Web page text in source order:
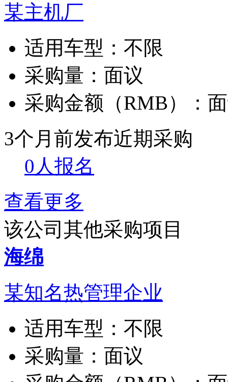
某主机厂
适用车型： 不限
采购量： 面议
采购金额（RMB）：
3个月前发布近期采购
0人报名
查看更多
该公司其他采购项目
海绵
某知名热管理企业
适用车型： 不限
采购量： 面议